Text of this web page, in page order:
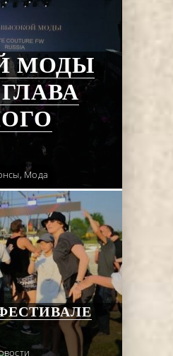
МОДЫ
, Мода